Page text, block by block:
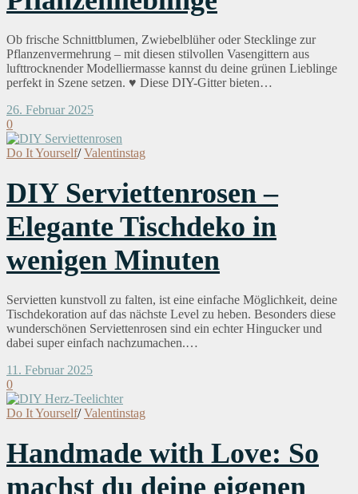
Ob frische Schnittblumen, Zwiebelblüher oder Stecklinge zur
Pflanzenvermehrung – mit diesen stilvollen Vasengittern aus
lufttrocknender Modelliermasse kannst du deine grünen Lieblinge
perfekt in Szene setzen. ♥ Diese DIY-Gitter bieten…
26. Februar 2025
0
Do It Yourself/ Valentinstag
DIY Serviettenrosen –
Elegante Tischdeko in
wenigen Minuten
Servietten kunstvoll zu falten, ist eine einfache Möglichkeit, deine
Tischdekoration auf das nächste Level zu heben. Besonders diese
wunderschönen Serviettenrosen sind ein echter Hingucker und
dabei super einfach nachzumachen.…
11. Februar 2025
0
Do It Yourself/ Valentinstag
Handmade with Love: So
machst du deine eigenen